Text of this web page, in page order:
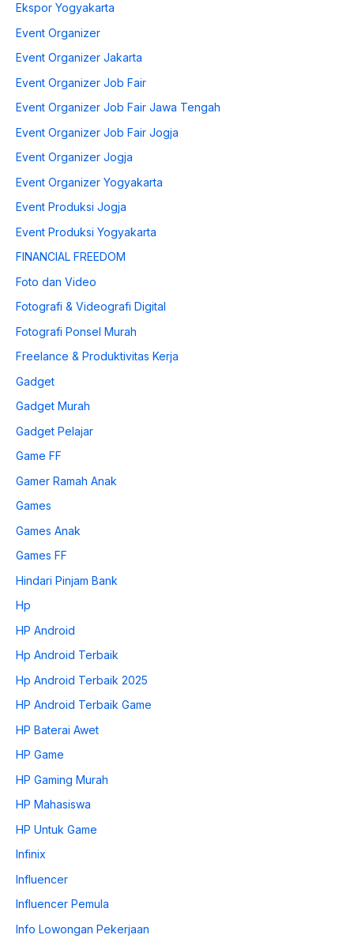
Ekspor Yogyakarta
Event Organizer
Event Organizer Jakarta
Event Organizer Job Fair
Event Organizer Job Fair Jawa Tengah
Event Organizer Job Fair Jogja
Event Organizer Jogja
Event Organizer Yogyakarta
Event Produksi Jogja
Event Produksi Yogyakarta
FINANCIAL FREEDOM
Foto dan Video
Fotografi & Videografi Digital
Fotografi Ponsel Murah
Freelance & Produktivitas Kerja
Gadget
Gadget Murah
Gadget Pelajar
Game FF
Gamer Ramah Anak
Games
Games Anak
Games FF
Hindari Pinjam Bank
Hp
HP Android
Hp Android Terbaik
Hp Android Terbaik 2025
HP Android Terbaik Game
HP Baterai Awet
HP Game
HP Gaming Murah
HP Mahasiswa
HP Untuk Game
Infinix
Influencer
Influencer Pemula
Info Lowongan Pekerjaan